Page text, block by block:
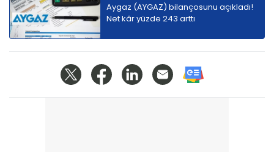
Aygaz (AYGAZ) bilançosunu açıkladı!
Net kâr yüzde 243 arttı